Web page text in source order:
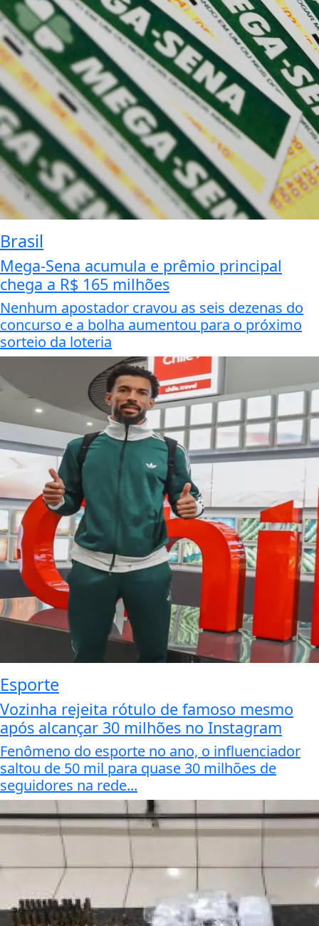
Brasil
Mega-Sena acumula e prêmio principal
chega a R$ 165 milhões
Nenhum apostador cravou as seis dezenas do
concurso e a bolha aumentou para o próximo
sorteio da loteria
Esporte
Vozinha rejeita rótulo de famoso mesmo
após alcançar 30 milhões no Instagram
Fenômeno do esporte no ano, o influenciador
saltou de 50 mil para quase 30 milhões de
seguidores na rede...